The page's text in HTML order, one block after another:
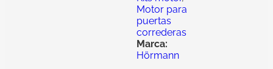
Motor para
puertas
correderas
Marca:
Hörmann